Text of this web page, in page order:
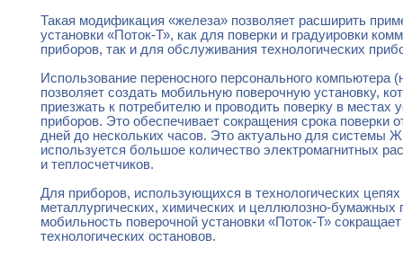
Такая модификация «железа» позволяет расширить
установки «Поток-Т», как для поверки и градуировки
приборов, так и для обслуживания технологических
Использование переносного персонального компьютера
позволяет создать мобильную поверочную установку,
приезжать к потребителю и проводить поверку в местах
приборов. Это обеспечивает сокращения срока поверки
дней до нескольких часов. Это актуально для системы
используется большое количество электромагнитных
и теплосчетчиков.
Для приборов, использующихся в технологических цепях
металлургических, химических и целлюлозно-бумажных
мобильность поверочной установки «Поток-Т»
технологических остановов.